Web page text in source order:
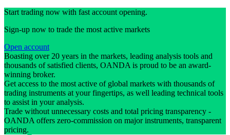
Start trading now with fast account opening.
Sign-up now to trade the most active markets
Open account
Boasting over 20 years in the markets, leading analysis tools and
thousands of satisfied clients, OANDA is proud to be an award-
winning broker.
Get access to the most active of global markets with thousands of
trading instruments at your fingertips, as well leading technical tools
to assist in your analysis.
Trade without unnecessary costs and total pricing transparency -
OANDA offers zero-commission on major instruments, transparent
pricing.